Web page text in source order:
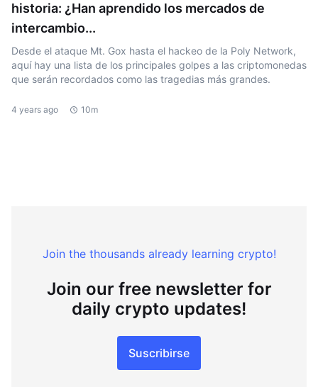
historia: ¿Han aprendido los mercados de
intercambio...
Desde el ataque Mt. Gox hasta el hackeo de la Poly Network,
aquí hay una lista de los principales golpes a las criptomonedas
que serán recordados como las tragedias más grandes.
4 years ago 10m
Join the thousands already learning crypto!
Join our free newsletter for
daily crypto updates!
Suscribirse